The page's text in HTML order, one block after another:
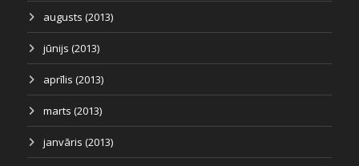
augusts (2013)
jūnijs (2013)
aprīlis (2013)
marts (2013)
janvāris (2013)